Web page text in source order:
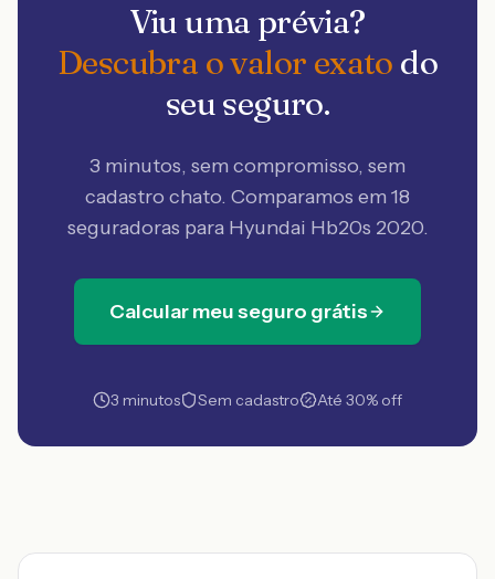
Viu uma prévia?
Descubra o valor exato do
seu seguro.
3 minutos, sem compromisso, sem
cadastro chato. Comparamos em 18
seguradoras para Hyundai Hb20s 2020.
Calcular meu seguro grátis
3 minutos Sem cadastro Até 30% off